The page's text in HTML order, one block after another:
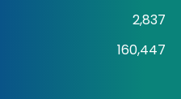
2,837
160,447